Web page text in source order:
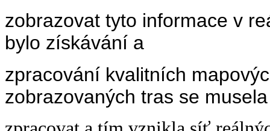
zobrazovat tyto informace v
bylo získávání a
zpracování kvalitních
zobrazovaných tras se musela